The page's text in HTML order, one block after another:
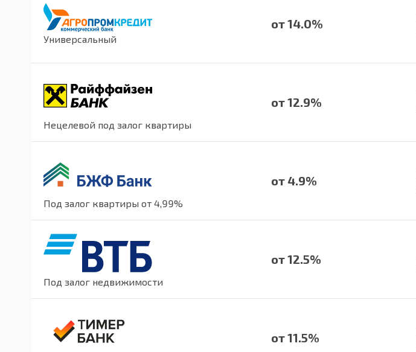
Универсальный
от 14.0%
Нецелевой под залог квартиры
от 12.9%
Под залог квартиры от 4,99%
от 4.9%
Под залог недвижимости
от 12.5%
от 11.5%